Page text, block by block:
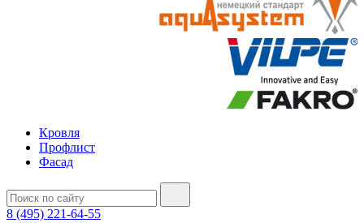
Кровля
Профлист
Фасад
8 (495) 221-64-55